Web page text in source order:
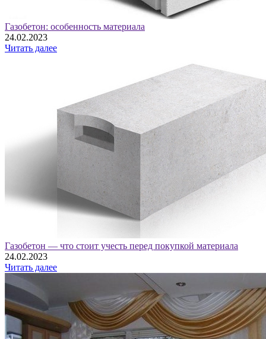
Газобетон: особенность материала
24.02.2023
Читать далее
Газобетон — что стоит учесть перед покупкой материала
24.02.2023
Читать далее